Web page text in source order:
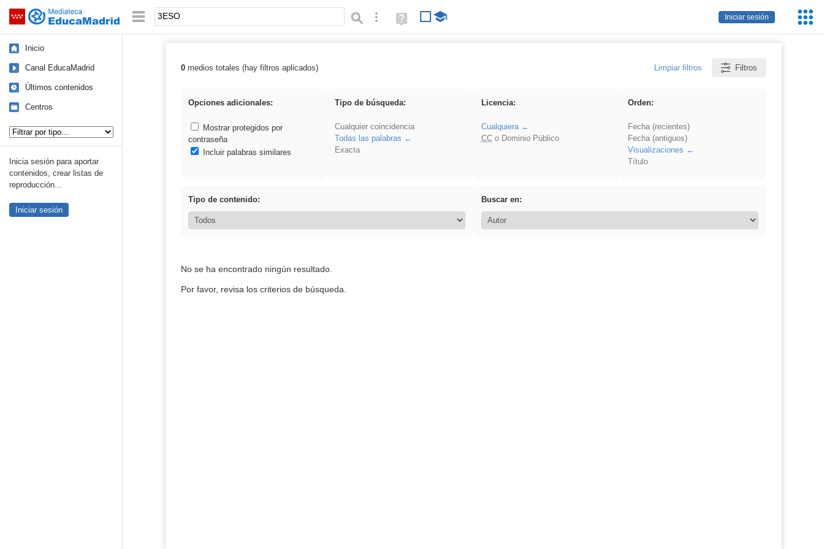
Saltar navegación
Iniciar sesión
Palabra o frase: Búsqueda avanzada
Ayuda
(en
Inicio
Canal EducaMadrid
Últimos contenidos
Centros
Inicia sesión para aportar
contenidos, crear listas de
reproducción...
Iniciar sesión
Resultados de: 3ESO
0medios totales (hay filtros aplicados) Limpiar filtros Filtros
Opciones adicionales:
Mostrar protegidos por
contraseña
Incluir palabras similares
Tipo de búsqueda:
Cualquier coincidencia
Todas las palabras
Exacta
Licencia:
Cualquiera
CCo Dominio Público
Orden:
Fecha (recientes)
Fecha (antiguos)
Visualizaciones
Título
Tipo de contenido: Buscar en:
No se ha encontrado ningún resultado.
Por favor, revisa los criterios de búsqueda.